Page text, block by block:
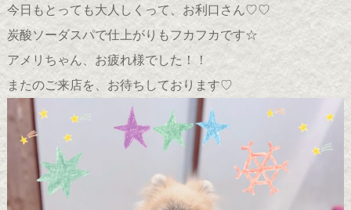
今日もとっても大人しくって、お利口さん♡♡
炭酸ソーダスパで仕上がりもフカフカです☆
アメリちゃん、お疲れ様でした！！
またのご来店を、お待ちしております♡